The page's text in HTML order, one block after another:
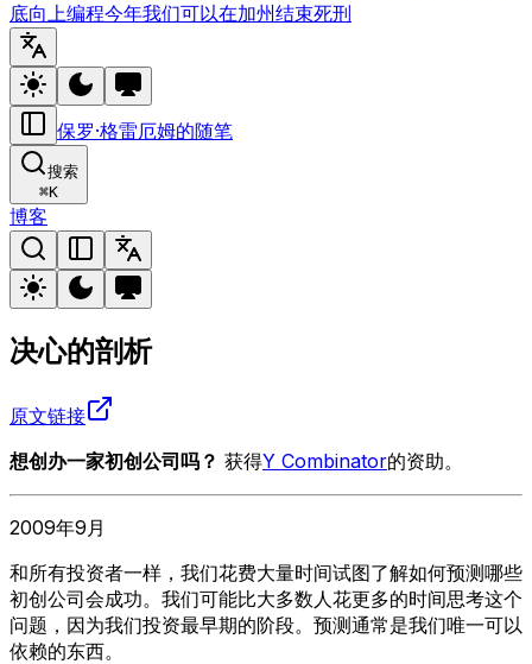
底向上编程今年我们可以在加州结束死刑
保罗·格雷厄姆的随笔
搜索
⌘K
博客
决心的剖析
原文链接
想创办一家初创公司吗？ 获得Y Combinator的资助。
2009年9月
和所有投资者一样，我们花费大量时间试图了解如何预测哪些
初创公司会成功。我们可能比大多数人花更多的时间思考这个
问题，因为我们投资最早期的阶段。预测通常是我们唯一可以
依赖的东西。